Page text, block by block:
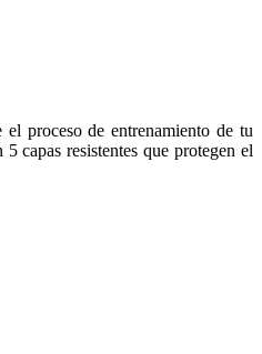
proceso de entrenamiento de tu
capas resistentes que protegen el